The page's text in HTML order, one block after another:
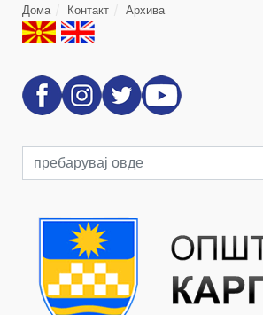
Дома Контакт Архива